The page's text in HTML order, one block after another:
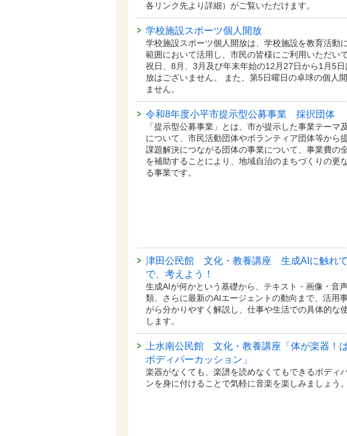
各リンク先より詳細）がご覧いただけます。
学校施設スポーツ個人開放
学校施設スポーツ個人開放は、学校施設を教育活動
範囲において活用し、市民の皆様にご利用いただい
祝日、8月、3月及び年末年始の12月27日から1月5日
放はございません。 また、第5日曜日の卓球の個人
ません。
令和8年度小平市提示型公募事業 採択団体
「提示型公募事業」とは、市が提示した事業テーマ
について、市民活動団体やボランティア団体等から
課題解決につながる団体の事業について、事業費の
を補助することにより、地域自治のまちづくりの更
る事業です。
津田公民館 文化・教養講座 生成AIに触れ
で、考えよう！
生成AIが何かという基礎から、テキスト・画像・音
類、さらに最新のAIエージェントの動向まで、活用
がら分かりやすく解説し、仕事や生活での具体的な
します。
上水南公民館 文化・教養講座「体が楽器！
ボディパーカッション」
楽器がなくても、楽譜を読めなくてもできるボディ
ンを身に付けることで気軽に音楽を楽しみましょう。